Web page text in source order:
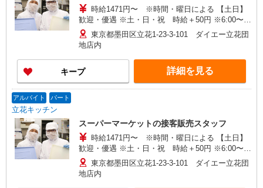
時給1471円〜 ※時間・曜日による 【土日】
歓迎・優遇 ※土・日・祝 時給＋50円 ※6:00〜
8:00 時給＋300円 ※8:00〜9:00 時給＋150円
※22:00以降 基本時給より25％UP
東京都墨田区立花1-23-3-101 ダイエー立花団
地店内
キープ 詳細を見る
アルバイト パート
立花キッチン
スーパーマーケットの接客販売スタッフ
時給1471円〜 ※時間・曜日による 【土日】
歓迎・優遇 ※土・日・祝 時給＋50円 ※6:00〜
8:00 時給＋300円 ※8:00〜9:00 時給＋150円
※22:00以降 基本時給より25％UP
東京都墨田区立花1-23-3-101 ダイエー立花団
地店内